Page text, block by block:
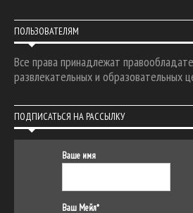
ПОЛЬЗОВАТЕЛЯМ
Все права принадлежат
развлекательных и образовательных
ПОДПИСАТЬСЯ НА РАССЫЛКУ
Ваше имя
Ваш Мейл*